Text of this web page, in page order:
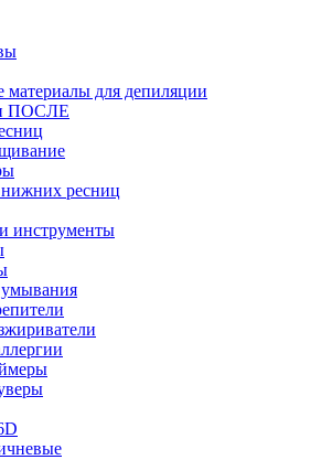
материалы для депиляции
ПОСЛЕ
ресниц
инструменты